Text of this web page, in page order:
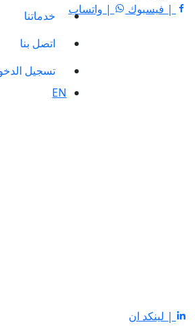
خدماتنا
اتصل بنا
تسجيل
EN
| فيسبوك | واتساب
| لينكد ان